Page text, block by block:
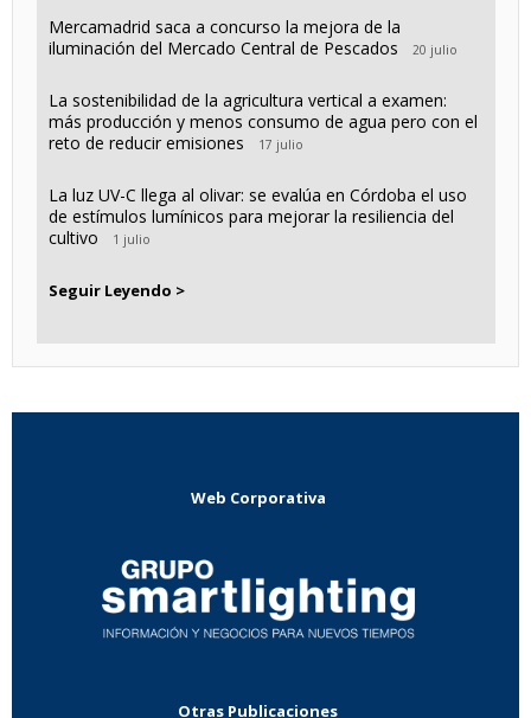
Mercamadrid saca a concurso la mejora de la
iluminación del Mercado Central de Pescados
20 julio
La sostenibilidad de la agricultura vertical a examen:
más producción y menos consumo de agua pero con el
reto de reducir emisiones
17 julio
La luz UV-C llega al olivar: se evalúa en Córdoba el uso
de estímulos lumínicos para mejorar la resiliencia del
cultivo
1 julio
Seguir Leyendo >
Web Corporativa
Otras Publicaciones